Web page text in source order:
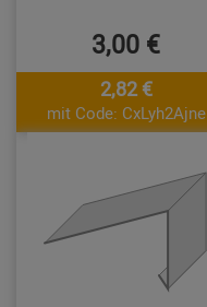
3,00 €
2,82 €
mit Code: CxLyh2Ajne